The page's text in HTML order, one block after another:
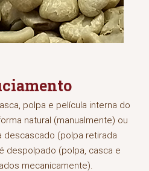
polpa e película interna do
natural (manualmente) ou
(polpa retirada
despolpado (polpa, casca e
mecanicamente).